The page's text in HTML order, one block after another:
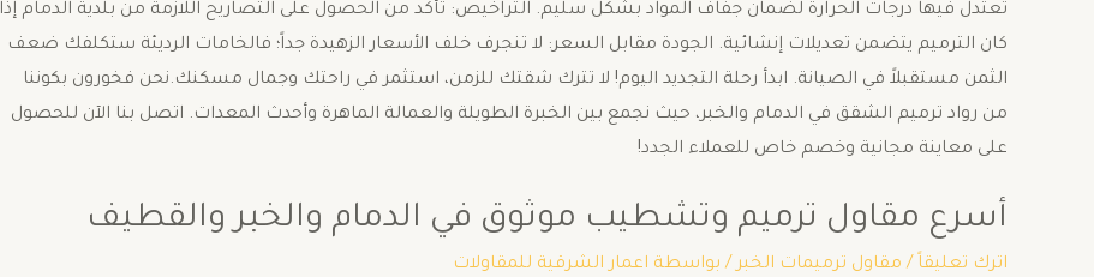
تعتدل فيها درجات الحرارة لضمان جفاف المواد بشكل سليم. التراخيص: تأكد من الحصول على التصاريح اللازمة من بلدية الدمام إذا
كان الترميم يتضمن تعديلات إنشائية. ​الجودة مقابل السعر: لا تنجرف خلف الأسعار الزهيدة جداً؛ فالخامات الرديئة ستكلفك ضعف
الثمن مستقبلاً في الصيانة. ​ابدأ رحلة التجديد اليوم! ​لا تترك شقتك للزمن، استثمر في راحتك وجمال مسكنك.نحن فخورون بكوننا
من رواد ترميم الشقق في الدمام والخبر، حيث نجمع بين الخبرة الطويلة والعمالة الماهرة وأحدث المعدات. ​اتصل بنا الآن للحصول
على معاينة مجانية وخصم خاص للعملاء الجدد!
أسرع مقاول ترميم وتشطيب موثوق في الدمام والخبر والقطيف
اترك تعليقاً / مقاول ترميمات الخبر/ بواسطة اعمار الشرقية للمقاولات